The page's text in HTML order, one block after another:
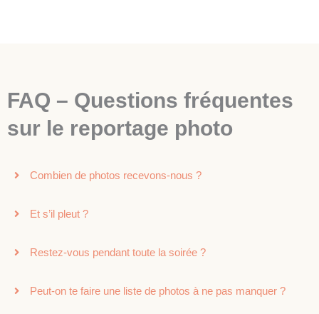
FAQ – Questions fréquentes
sur le reportage photo
Combien de photos recevons-nous ?
Et s’il pleut ?
Restez-vous pendant toute la soirée ?
Peut-on te faire une liste de photos à ne pas manquer ?